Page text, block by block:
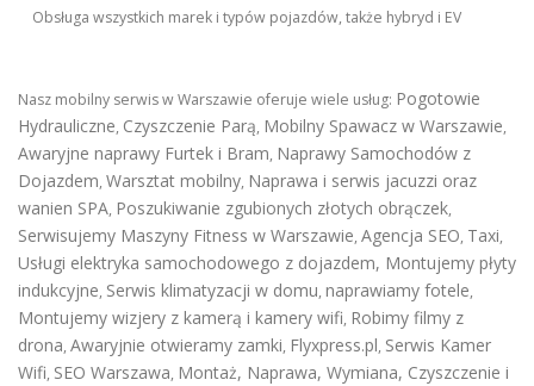
Obsługa wszystkich marek i typów pojazdów, także hybryd i EV
Nasz mobilny serwis w Warszawie oferuje wiele usług: Pogotowie
Hydrauliczne, Czyszczenie Parą, Mobilny Spawacz w Warszawie,
Awaryjne naprawy Furtek i Bram, Naprawy Samochodów z
Dojazdem, Warsztat mobilny, Naprawa i serwis jacuzzi oraz
wanien SPA, Poszukiwanie zgubionych złotych obrączek,
Serwisujemy Maszyny Fitness w Warszawie, Agencja SEO, Taxi,
Usługi elektryka samochodowego z dojazdem, Montujemy płyty
indukcyjne, Serwis klimatyzacji w domu, naprawiamy fotele,
Montujemy wizjery z kamerą i kamery wifi, Robimy filmy z
drona, Awaryjnie otwieramy zamki, Flyxpress.pl, Serwis Kamer
Wifi, SEO Warszawa, Montaż, Naprawa, Wymiana, Czyszczenie i